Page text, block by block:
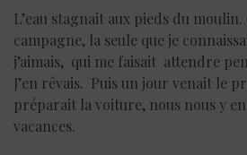
L’eau stagnait aux pieds du moulin.
campagne, la seule que je
j’aimais, qui me faisait attendre
J’en rêvais. Puis un jour venait le
préparait la voiture, nous nous y
vacances.